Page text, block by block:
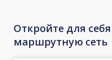
Откройте для
маршрутную сеть